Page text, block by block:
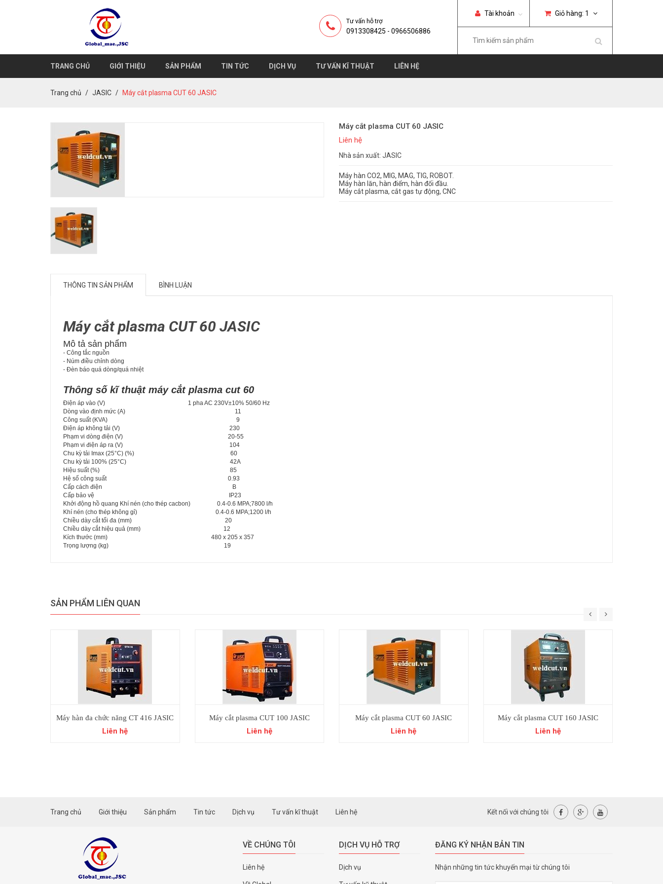
Tài khoản Giỏ hàng: 1
Tư vấn hỗ trợ
0913308425 - 0966506886
TRANG CHỦ GIỚI THIỆU SẢN PHẨM TIN TỨC DỊCH VỤ TƯ VẤN KĨ THUẬT LIÊN HỆ
Trang chủ JASIC Máy cắt plasma CUT 60 JASIC
Máy cắt plasma CUT 60 JASIC
Liên hệ
Nhà sản xuất: JASIC
Máy hàn CO2, MIG, MAG, TIG, ROBOT.
Máy hàn lăn, hàn điểm, hàn đối đầu.
Máy cắt plasma, cắt gas tự động, CNC
THÔNG TIN SẢN PHẨM BÌNH LUẬN
Máy cắt plasma CUT 60 JASIC
Mô tả sản phẩm
- Công tắc nguồn
- Núm điều chỉnh dòng
- Đèn báo quá dòng/quá nhiệt
Thông số kĩ thuật máy cắt plasma cut 60
Điện áp vào (V) 1 pha AC 230V±10% 50/60 Hz
Dòng vào định mức (A)
11
Công suất (KVA)
9
Điện áp không tải (V)
230
Phạm vi dòng điện (V)
20-55
Phạm vi điện áp ra (V)
104
Chu kỳ tải Imax (25°C) (%)
60
Chu kỳ tải 100% (25°C)
42A
Hiệu suất (%)
85
Hệ số công suất
0.93
Cấp cách điện
B
Cấp bảo vệ
IP23
Khởi động hồ quang Khí nén (cho thép cacbon)
0.4-0.6 MPA;7800 l/h
Khí nén (cho thép không gỉ)
0.4-0.6 MPA;1200 l/h
Chiều dày cắt tối đa (mm)
20
Chiều dày cắt hiệu quả (mm)
12
Kích thước (mm)
480 x 205 x 357
Trọng lượng (kg)
19
SẢN PHẨM LIÊN QUAN
Máy hàn đa chức năng CT 416 JASIC
Liên hệ
Máy cắt plasma CUT 100 JASIC
Liên hệ
Máy cắt plasma CUT 60 JASIC
Liên hệ
Máy cắt plasma CUT 160 JASIC
Liên hệ
Trang chủ Giới thiệu Sản phẩm Tin tức Dịch vụ Tư vấn kĩ thuật Liên hệ Kết nối với chúng tôi
VỀ CHÚNG TÔI
Liên hệ
DỊCH VỤ HỖ TRỢ
Dịch vụ
ĐĂNG KÝ NHẬN BẢN TIN
Nhận những tin tức khuyến mại từ chúng tôi